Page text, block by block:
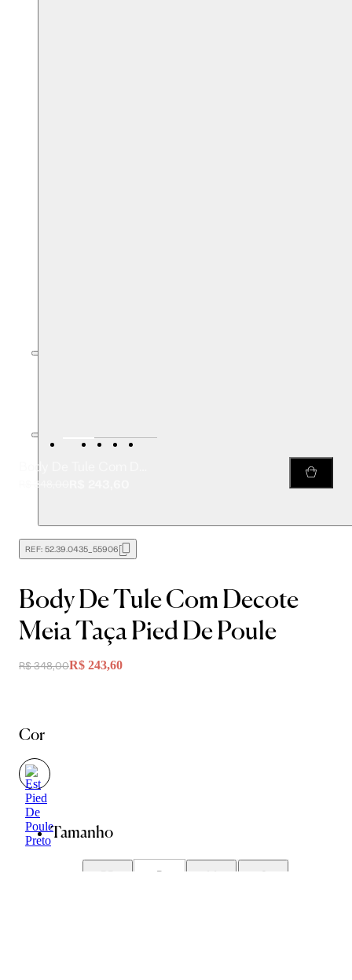
R$ 348,00
REF: 52.39.0435_55906
Body De Tule Com Decote
Meia Taça Pied De Poule
R$ 348,00R$ 243,60
Cor
Tamanho
PP P M G